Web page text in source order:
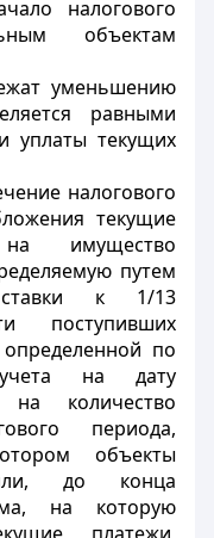
налогового
объектам
уменьшению
равными
уплаты текущих
налогового
текущие
имущество
путем
ставки к 1/13
поступивших
по
учета на дату
на количество
периода,
объекты
до конца
на которую